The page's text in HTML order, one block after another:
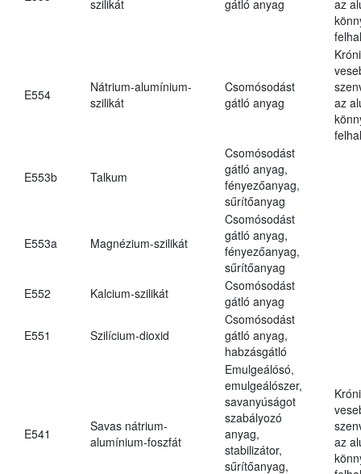
szilikát
gátló anyag
az
E554
Nátrium-alumínium-
szilikát
Csomósodást
gátló anyag
az
E553b Talkum
Csomósodást
gátló anyag,
fényezőanyag,
sűrítőanyag
E553a Magnézium-szilikát
Csomósodást
gátló anyag,
fényezőanyag,
sűrítőanyag
E552
Kalcium-szilikát
Csomósodást
gátló anyag
E551 Szilícium-dioxid
Csomósodást
gátló anyag,
habzásgátló
E541
Savas nátrium-
alumínium-foszfát
Emulgeálósó,
emulgeálószer,
savanyúságot
szabályozó
anyag,
stabilizátor,
sűrítőanyag,
az